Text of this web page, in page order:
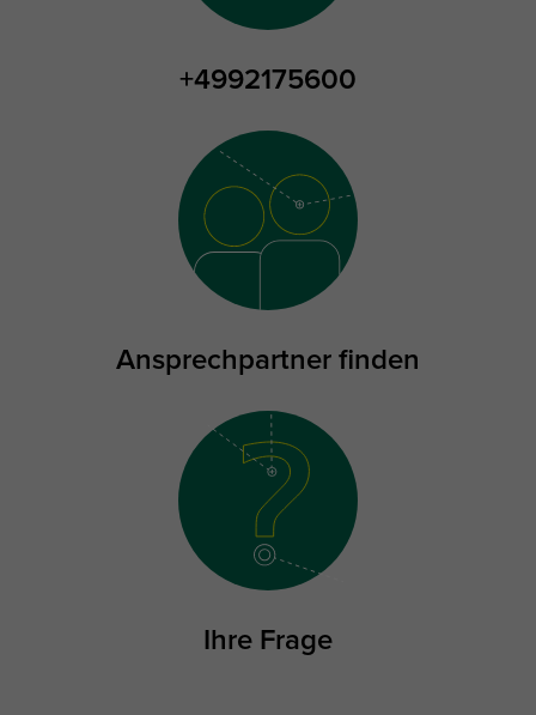
+4992175600
Ansprechpartner finden
Ihre Frage